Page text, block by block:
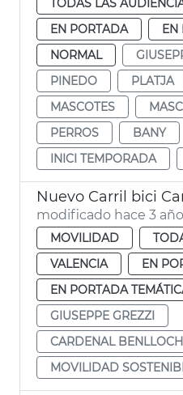
EN PORTADA
EN
NORMAL
PINEDO
PLATJA
MASCOTES
PERROS
BANY
INICI TEMPORADA
Nuevo Carril bici
modificado hace 3
MOVILIDAD
VALENCIA
EN
EN PORTADA
GIUSEPPE GREZZI
CARDENAL BENLLOCH
MOVILIDAD